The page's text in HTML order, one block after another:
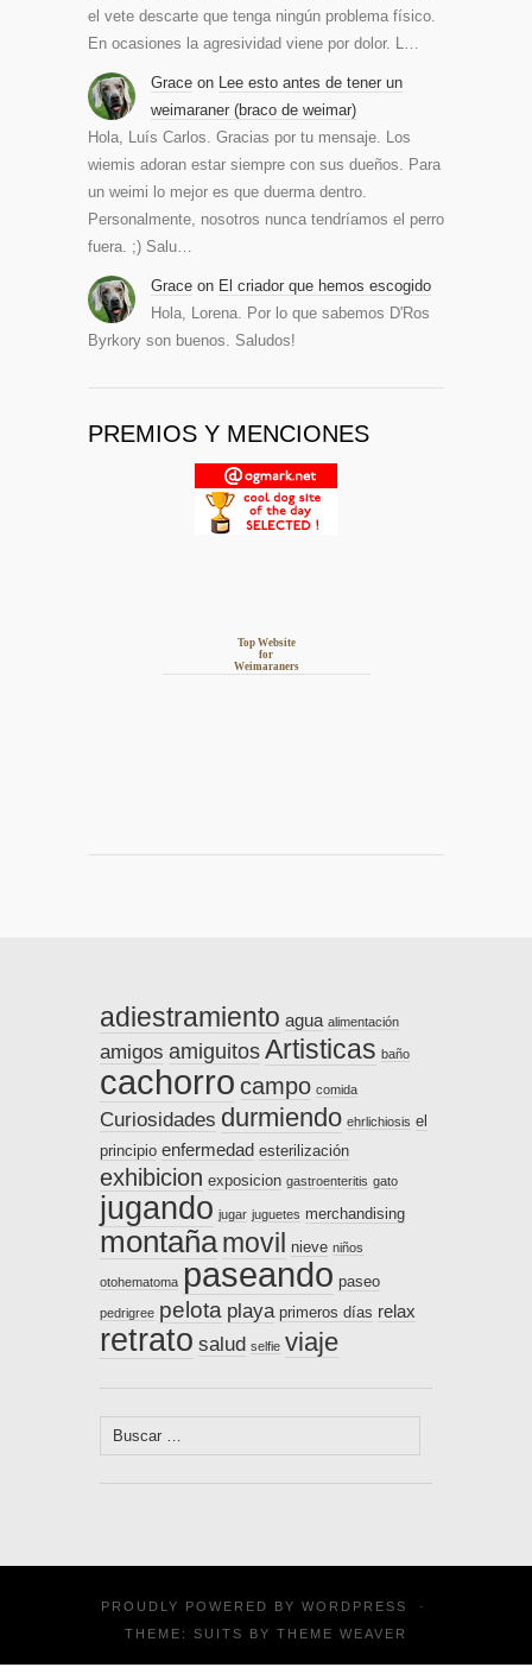
el vete descarte que tenga ningún problema físico.
En ocasiones la agresividad viene por dolor. L…
Grace on Lee esto antes de tener un
weimaraner (braco de weimar)
Hola, Luís Carlos. Gracias por tu mensaje. Los
wiemis adoran estar siempre con sus dueños. Para
un weimi lo mejor es que duerma dentro.
Personalmente, nosotros nunca tendríamos el perro
fuera. ;) Salu…
Grace on El criador que hemos escogido
Hola, Lorena. Por lo que sabemos D'Ros
Byrkory son buenos. Saludos!
PREMIOS Y MENCIONES
Top Website
for
Weimaraners
adiestramiento agua alimentación
amigos amiguitos Artisticas baño
cachorro campo comida
Curiosidades durmiendo ehrlichiosis el
principio enfermedad esterilización
exhibicion exposicion gastroenteritis gato
jugando jugar juguetes merchandising
montañamovil nieve niños
otohematoma paseando paseo
pedrigree pelota playa primeros días relax
retrato salud selfie viaje
Buscar:
PROUDLY POWERED BY WORDPRESS
·
THEME: SUITS BY THEME WEAVER